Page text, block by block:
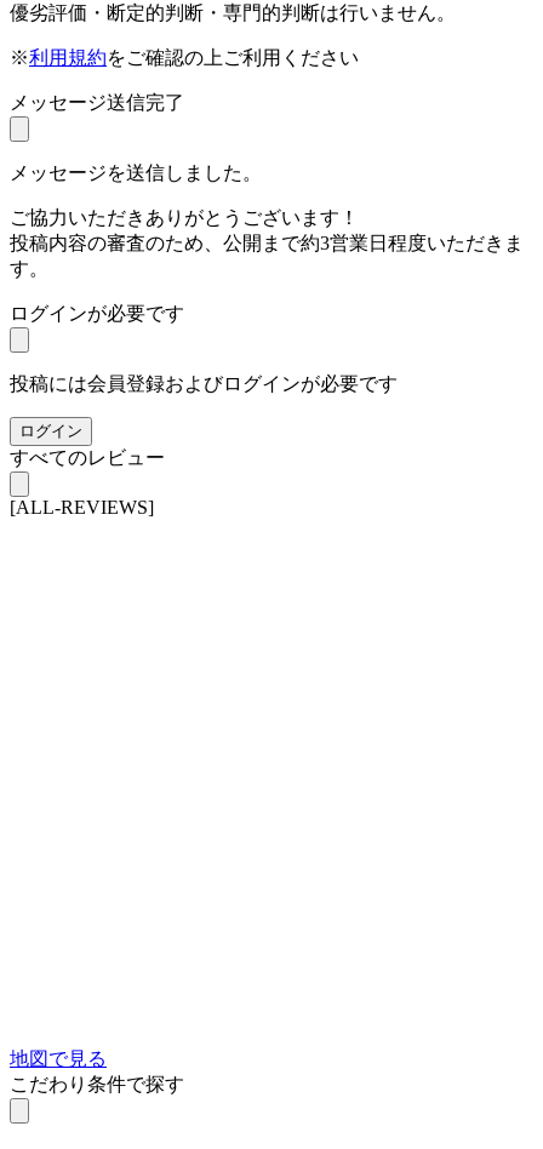
優劣評価・断定的判断・専門的判断は行いません。
※利用規約をご確認の上ご利用ください
メッセージ送信完了
メッセージを送信しました。
ご協力いただきありがとうございます！
投稿内容の審査のため、公開まで約3営業日程度いただきま
す。
ログインが必要です
投稿には会員登録およびログインが必要です
ログイン
すべてのレビュー
[ALL-REVIEWS]
地図で見る
こだわり条件で探す